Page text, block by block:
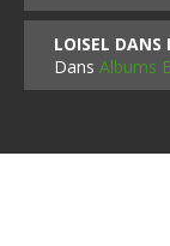
LOISEL DANS
Dans Albums